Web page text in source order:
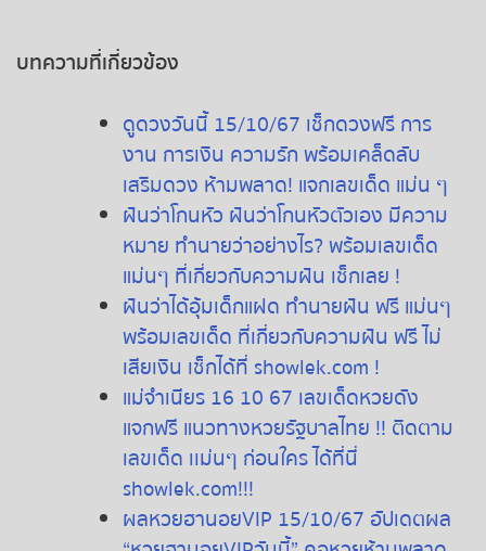
บทความที่เกี่ยวข้อง
ดูดวงวันนี้ 15/10/67 เช็กดวงฟรี การ
งาน การเงิน ความรัก พร้อมเคล็ดลับ
เสริมดวง ห้ามพลาด! แจกเลขเด็ด แม่น ๆ
ฝันว่าโกนหัว ฝันว่าโกนหัวตัวเอง มีความ
หมาย ทำนายว่าอย่างไร? พร้อมเลขเด็ด
แม่นๆ ที่เกี่ยวกับความฝัน เช็กเลย !
ฝันว่าได้อุ้มเด็กแฝด ทำนายฝัน ฟรี แม่นๆ
พร้อมเลขเด็ด ที่เกี่ยวกับความฝัน ฟรี ไม่
เสียเงิน เช็กได้ที่ showlek.com !
แม่จำเนียร 16 10 67 เลขเด็ดหวยดัง
แจกฟรี แนวทางหวยรัฐบาลไทย !! ติดตาม
เลขเด็ด เเม่นๆ ก่อนใคร ได้ที่นี่
showlek.com!!!
ผลหวยฮานอยVIP 15/10/67 อัปเดตผล